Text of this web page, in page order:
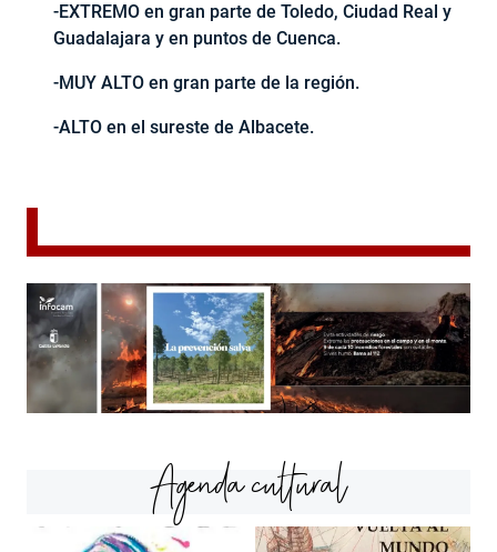
-EXTREMO en gran parte de Toledo, Ciudad Real y
Guadalajara y en puntos de Cuenca.
-MUY ALTO en gran parte de la región.
-ALTO en el sureste de Albacete.
Agenda cultural